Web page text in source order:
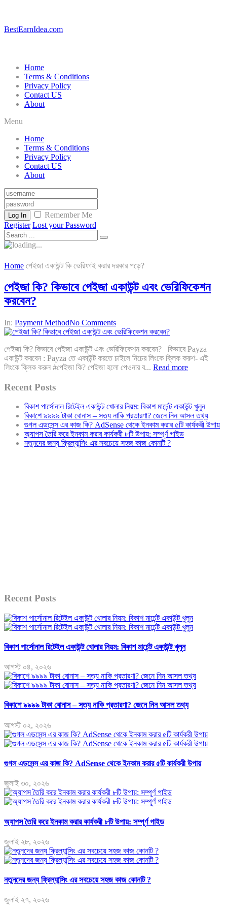
BestEarnIdea.com
Home
Terms & Conditions
Privacy Policy
Contact US
About
Menu
Home
Terms & Conditions
Privacy Policy
Contact US
About
Log In
Remember Me
Register Lost your Password
Home পেইজা একাউন্ট কি ভেরিফাই করার দরকার পড়ে?
পেইজা কি? কিভাবে পেইজা একাউন্ট এবং ভেরিফিকেশন
করবেন?
In: Payment MethodNo Comments
পেইজা কি? কিভাবে পেইজা একাউন্ট এবং ভেরিফিকেশন করবেন? কিভাবে Payza
একাউন্ট করবেন : Payza তে একাউন্ট করতে চাইলে নিচের লিংকে ক্লিক করুণ- এই
লিংকে ক্লিক করুন #পেইজা কি? পেইজা হলো পেওনার ব... Read more
Recent Posts
বিকাশ পার্সোনাল রিটেইল একাউন্ট খোলার নিয়ম: বিকাশ মার্চেন্ট একাউন্ট খুলুন
বিকাশে ৯৯৯৯ টাকা বোনাস – সত্য নাকি প্রতারণা? জেনে নিন আসল তথ্য
গুগল এডসেন্স এর কাজ কি? AdSense থেকে ইনকাম করার ৫টি কার্যকরী উপায়
অ্যাপস তৈরি করে ইনকাম করার কার্যকরী ৮টি উপায়: সম্পূর্ণ গাইড
নতুনদের জন্য ফ্রিল্যান্সিং এর সবচেয়ে সহজ কাজ কোনটি ?
Recent Posts
বিকাশ পার্সোনাল রিটেইল একাউন্ট খোলার নিয়ম: বিকাশ মার্চেন্ট একাউন্ট খুলুন
আগস্ট ০৪, ২০২৬
বিকাশে ৯৯৯৯ টাকা বোনাস – সত্য নাকি প্রতারণা? জেনে নিন আসল তথ্য
আগস্ট ০২, ২০২৬
গুগল এডসেন্স এর কাজ কি? AdSense থেকে ইনকাম করার ৫টি কার্যকরী উপায়
জুলাই ৩০, ২০২৬
অ্যাপস তৈরি করে ইনকাম করার কার্যকরী ৮টি উপায়: সম্পূর্ণ গাইড
জুলাই ২৮, ২০২৬
নতুনদের জন্য ফ্রিল্যান্সিং এর সবচেয়ে সহজ কাজ কোনটি ?
জুলাই ২৭, ২০২৬